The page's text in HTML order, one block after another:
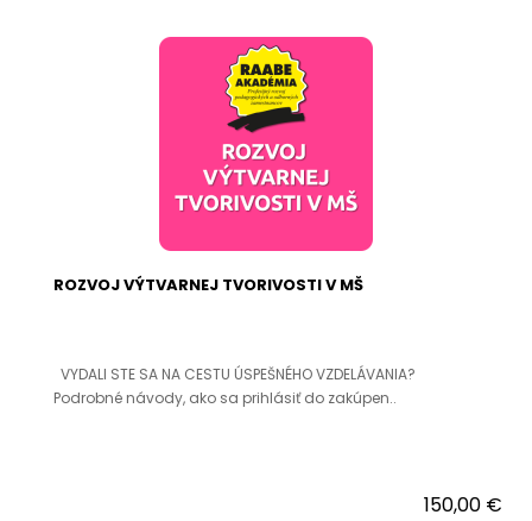
ROZVOJ VÝTVARNEJ TVORIVOSTI V MŠ
VYDALI STE SA NA CESTU ÚSPEŠNÉHO VZDELÁVANIA?
Podrobné návody, ako sa prihlásiť do zakúpen..
150,00 €